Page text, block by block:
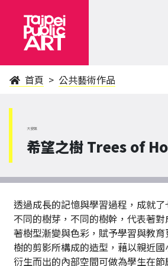
首頁 公共藝術作品
大安區
希望之樹 Trees of
透過成長的記憶與學習過程，成就了
不同的樹芽，不同的樹幹，代表著
著樹型漸變與色彩，賦予學習與教
樹的剪影所構成的造型，藉以親近國
衍生而出的內部空間可做為學生在